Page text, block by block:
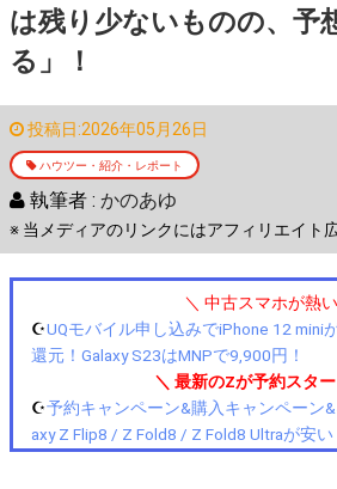
は残り少ないものの、予
る」！
投稿日:2026年05月26日
ハウツー・紹介・レポート
執筆者 : かのあゆ
※ 当メディアのリンクにはアフィリエイト
＼ 中古スマホが熱
☪️UQモバイル申し込みでiPhone 12 mini
還元！Galaxy S23はMNPで9,900円！
＼ 最新のZが予約スタ
☪️予約キャンペーン&購入キャンペーン
axy Z Flip8 / Z Fold8 / Z Fold8 Ultraが安い